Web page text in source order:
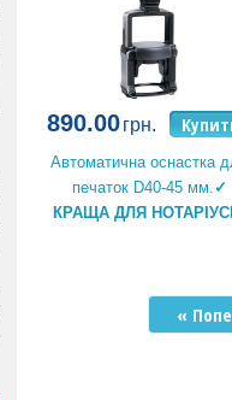
890.00грн.
Автоматична оснастка
печаток D40-45 мм. ✓
КРАЩА ДЛЯ
«